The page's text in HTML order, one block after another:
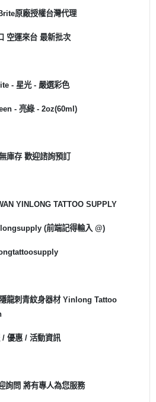
原廠授權台灣代理
空運來台 最新批次
- 星光 - 嚴選彩色
- 亮綠- 2oz(60ml)
庫存 歡迎諮詢預訂
YINLONG TATTOO SUPPLY
(前端記得輸入 @)
龍刺青紋身器材 Yinlong Tattoo
/ 優惠 / 活動資訊
詢問 將有專人為您服務